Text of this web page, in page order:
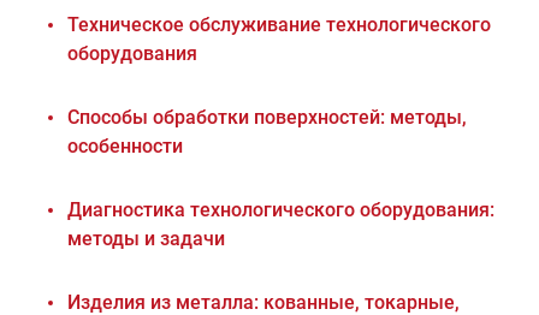
Техническое обслуживание технологического
оборудования
Способы обработки поверхностей: методы,
особенности
Диагностика технологического оборудования:
методы и задачи
Изделия из металла: кованные, токарные,